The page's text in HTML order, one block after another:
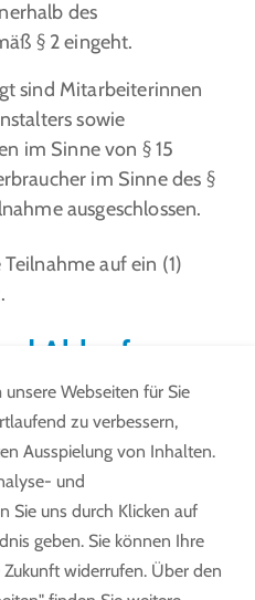
des
§ 2 eingeht.
sind Mitarbeiterinnen
sowie
im Sinne von § 15
im Sinne des §
ausgeschlossen.
auf ein (1)
Ablauf
Aktion erfolgt durch die
Anfrage
Finder auf der
im Aktionszeitraum.
ergibt sich aus der im
Konfiguration
besteht erst nach
Webseiten für Sie
zu verbessern,
Ausspielung von Inhalten.
und
Sie uns durch Klicken auf
geben. Sie können Ihre
widerrufen. Über den